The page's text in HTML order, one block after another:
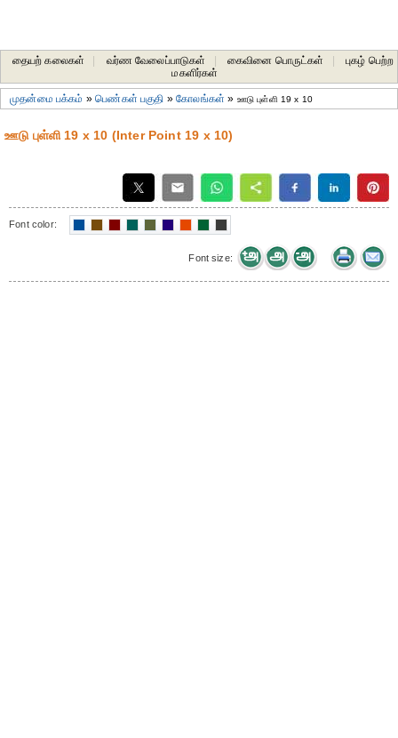
தையற் கலைகள் வர்ண வேலைப்பாடுகள் கைவினை பொருட்கள்
புகழ் பெற்ற
மகளிர்கள்
முதன்மை பக்கம் »பெண்கள் பகுதி »கோலங்கள் » ஊடு புள்ளி 19 x 10
ஊடு புள்ளி 19 x 10 (Inter Point 19 x 10)
Font color:
Font size: